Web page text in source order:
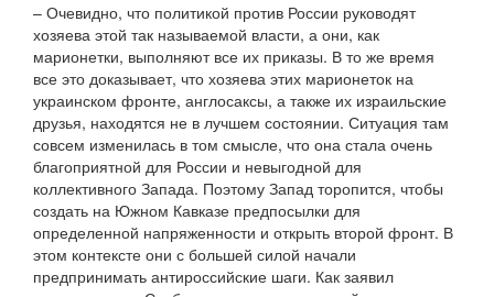
– Очевидно, что политикой против России руководят
хозяева этой так называемой власти, а они, как
марионетки, выполняют все их приказы. В то же время
все это доказывает, что хозяева этих марионеток на
украинском фронте, англосаксы, а также их израильские
друзья, находятся не в лучшем состоянии. Ситуация там
совсем изменилась в том смысле, что она стала очень
благоприятной для России и невыгодной для
коллективного Запада. Поэтому Запад торопится, чтобы
создать на Южном Кавказе предпосылки для
определенной напряженности и открыть второй фронт. В
этом контексте они с большей силой начали
предпринимать антироссийские шаги. Как заявил